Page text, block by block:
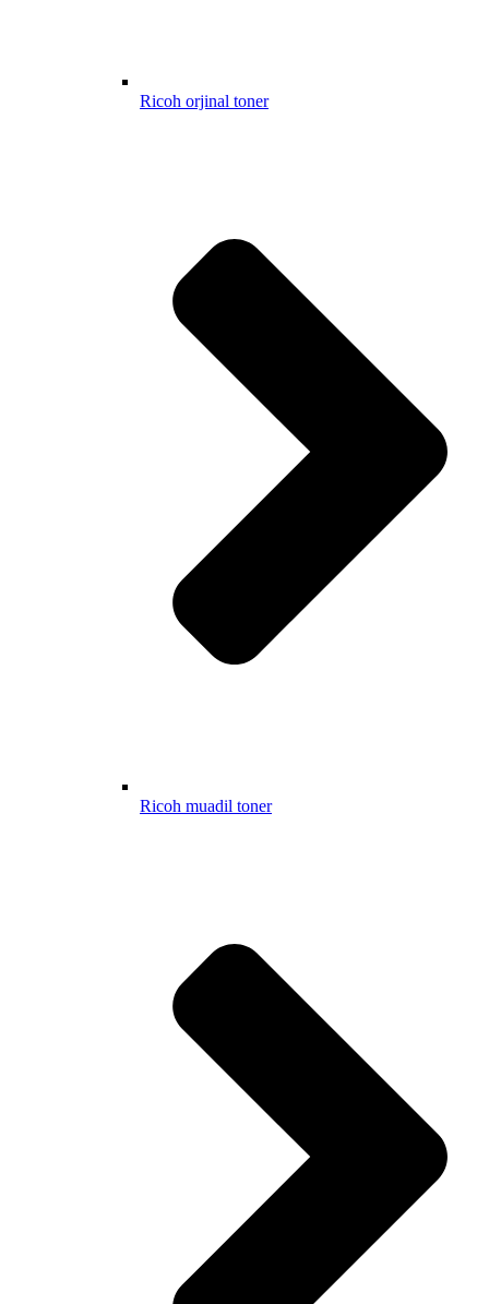
Ricoh orjinal toner
Ricoh muadil toner